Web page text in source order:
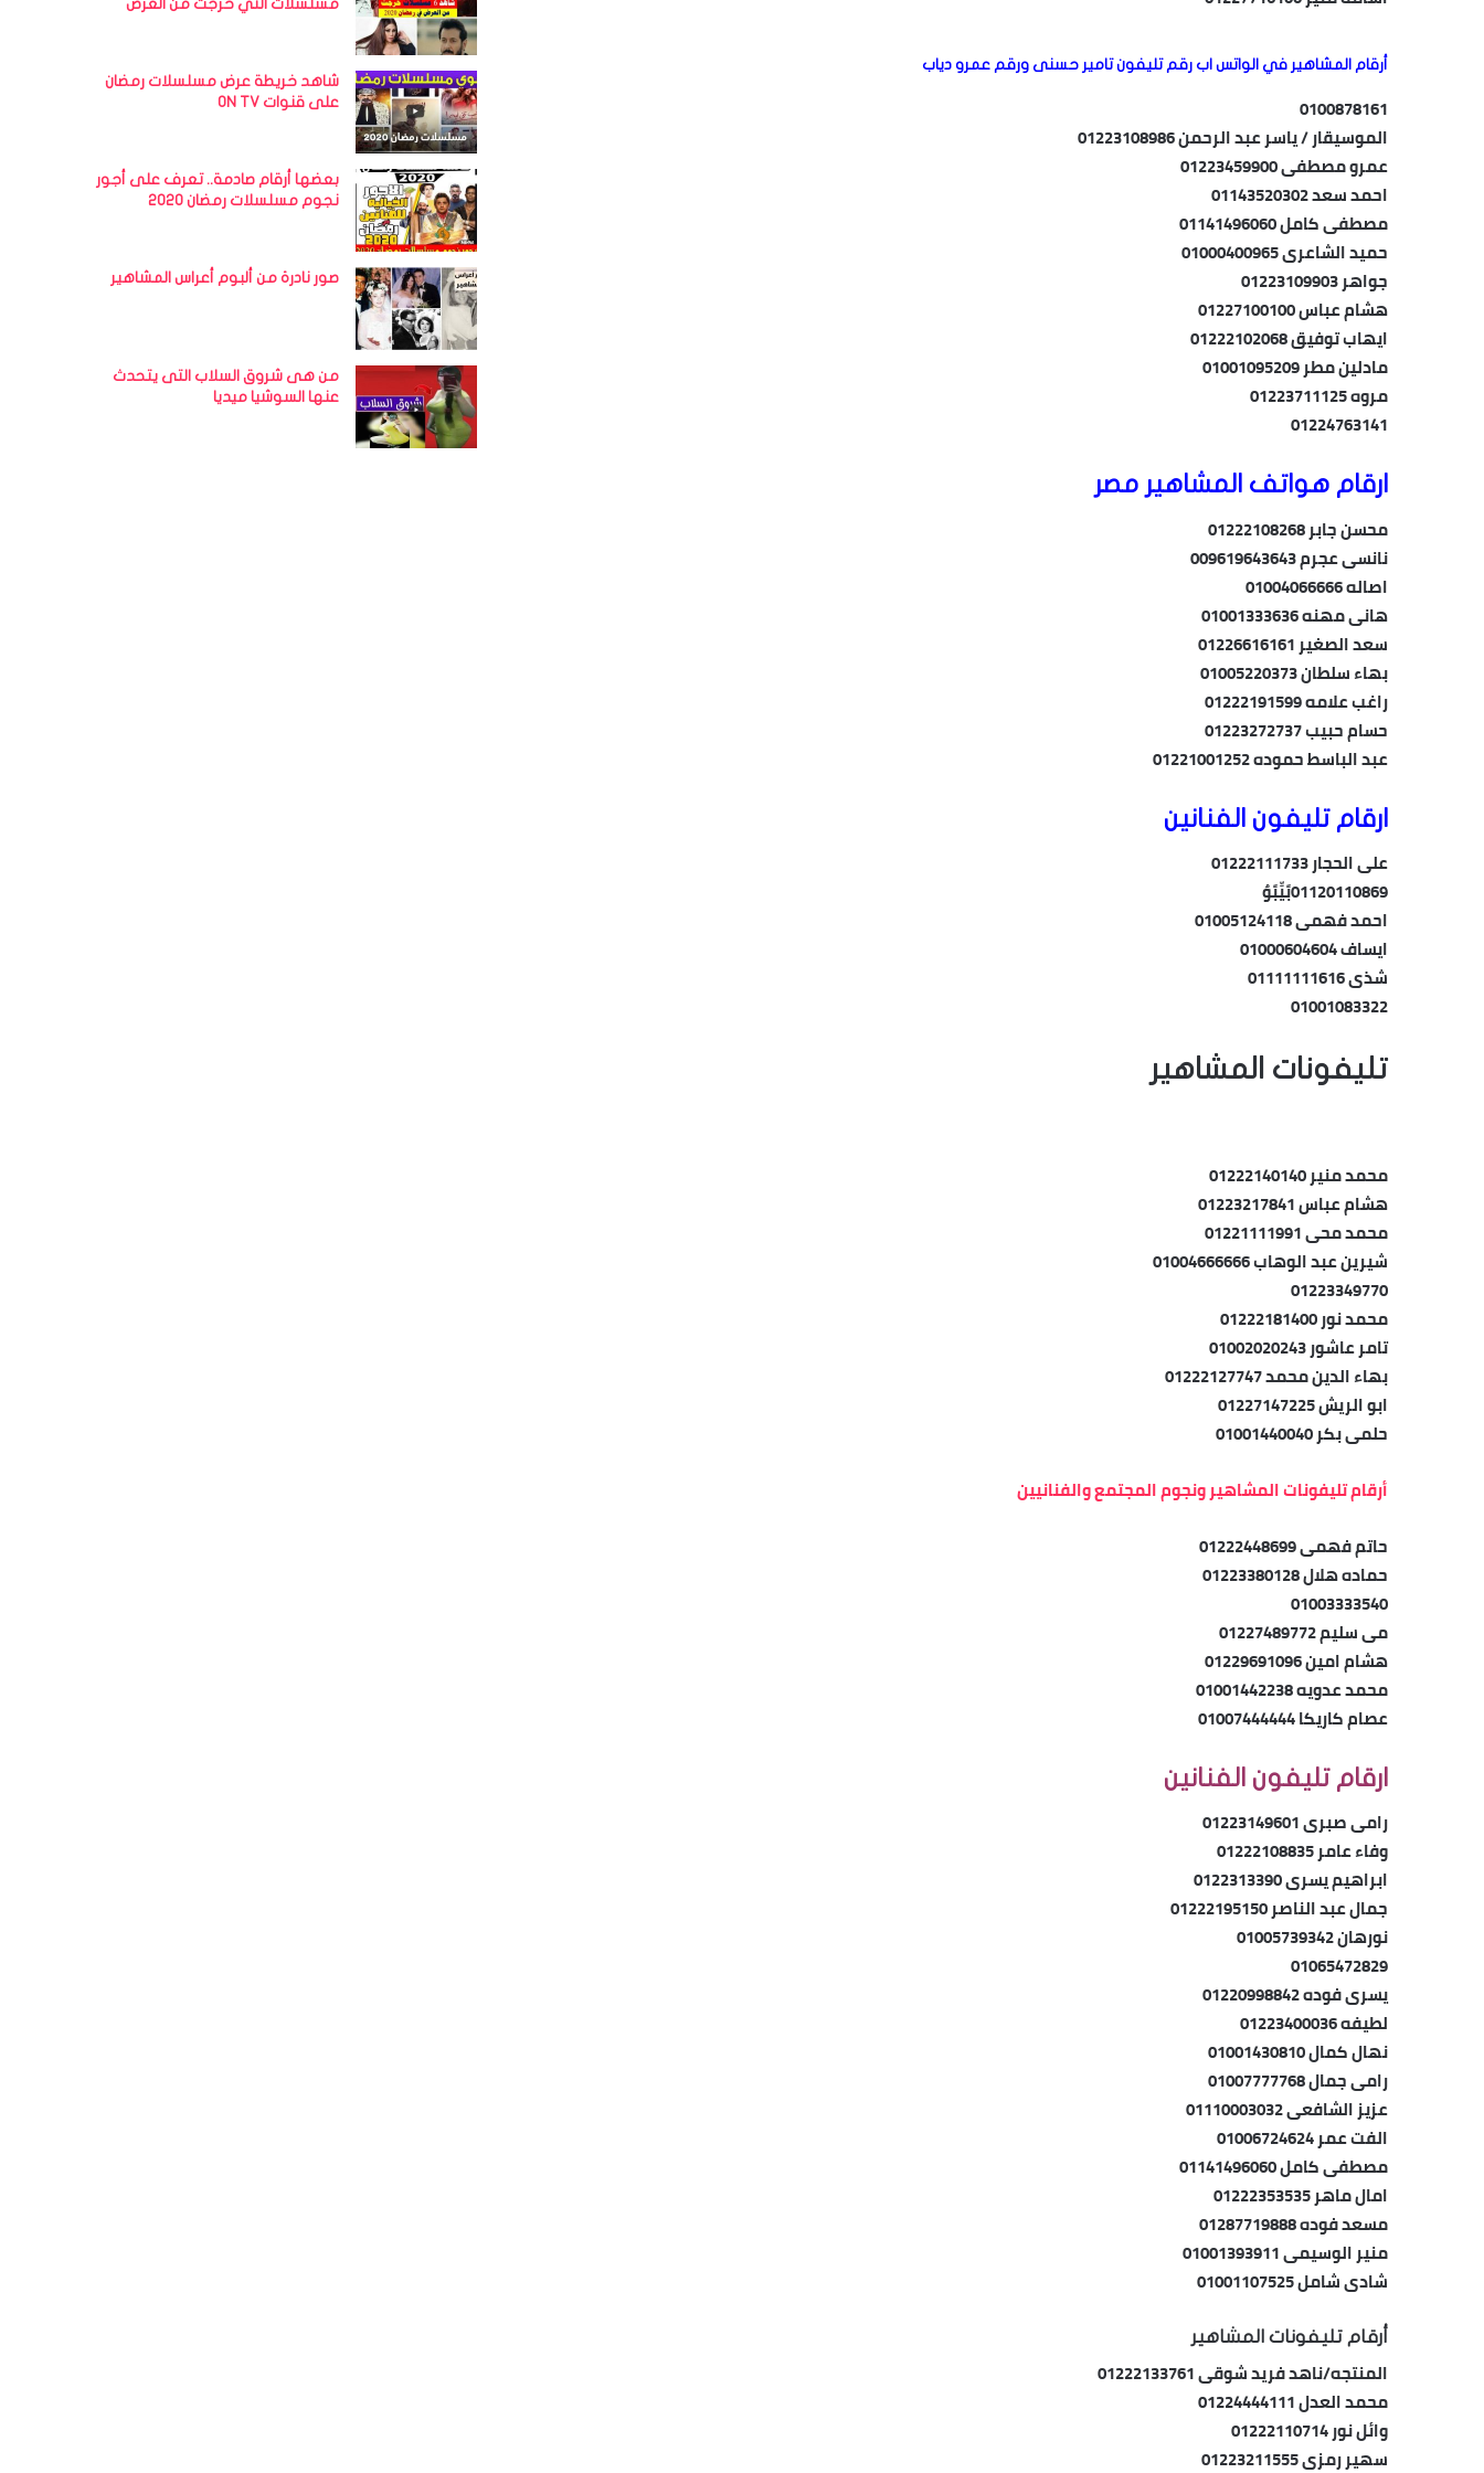
أرقام المشاهير في الواتس اب رقم تليفون تامير حسنى ورقم عمرو دياب
0100878161
الموسيقار / ياسر عبد الرحمن 01223108986
عمرو مصطفى 01223459900
احمد سعد 01143520302
مصطفى كامل 01141496060
حميد الشاعرى 01000400965
جواهر 01223109903
هشام عباس 01227100100
ايهاب توفيق 01222102068
مادلين مطر 01001095209
مروه 01223711125
01224763141
ارقام هواتف المشاهير مصر
محسن جابر 01222108268
نانسى عجرم 009619643643
اصاله 01004066666
هانى مهنه 01001333636
سعد الصغير 01226616161
بهاء سلطان 01005220373
راغب علامه 01222191599
حسام حبيب 01223272737
عبد الباسط حموده 01221001252
ارقام تليفون الفنانين
على الحجار 01222111733
01120110869بًيِّبًوٌ
احمد فهمى 01005124118
ايساف 01000604604
شذى 01111111616
01001083322
تليفونات المشاهير
محمد منير 01222140140
هشام عباس 01223217841
محمد محى 01221111991
شيرين عبد الوهاب 01004666666
01223349770
محمد نور 01222181400
تامر عاشور 01002020243
بهاء الدين محمد 01222127747
ابو الريش 01227147225
حلمى بكر 01001440040
أرقام تليفونات المشاهير ونجوم المجتمع والفنانيين
حاتم فهمى 01222448699
حماده هلال 01223380128
01003333540
مى سليم 01227489772
هشام امين 01229691096
محمد عدويه 01001442238
عصام كاريكا 01007444444
ارقام تليفون الفنانين
رامى صبرى 01223149601
وفاء عامر 01222108835
ابراهيم يسرى 0122313390
جمال عبد الناصر 01222195150
نورهان 01005739342
01065472829
يسرى فوده 01220998842
لطيفه 01223400036
نهال كمال 01001430810
رامى جمال 01007777768
عزيز الشافعى 01110003032
الفت عمر 01006724624
مصطفى كامل 01141496060
امال ماهر 01222353535
مسعد فوده 01287719888
منير الوسيمى 01001393911
شادى شامل 01001107525
أرقام تليفونات المشاهير
المنتجه/ناهد فريد شوقى 01222133761
محمد العدل 01224444111
وائل نور 01222110714
سهير رمزى 01223211555
مسلسلات التي خرجت من العرض
شاهد خريطة عرض مسلسلات رمضان
على قنوات ON TV
بعضها أرقام صادمة.. تعرف على أجور
نجوم مسلسلات رمضان 2020
صور نادرة من ألبوم أعراس المشاهير
من هى شروق السلاب التى يتحدث
عنها السوشيا ميديا